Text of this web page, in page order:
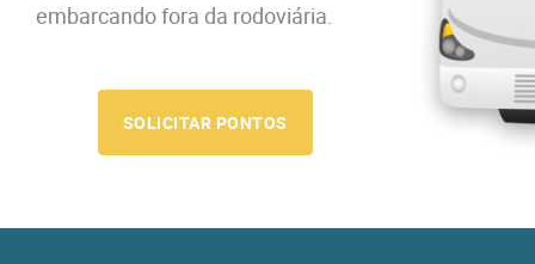
embarcando fora da rodoviária.
SOLICITAR PONTOS